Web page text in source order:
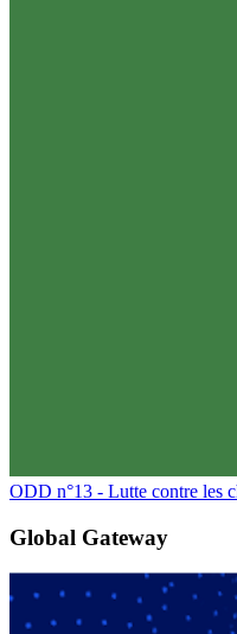
ODD n°13 - Lutte contre les
Global Gateway